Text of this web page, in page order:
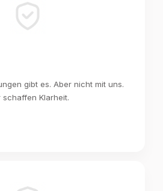
gibt es. Aber nicht mit uns.
schaffen Klarheit.